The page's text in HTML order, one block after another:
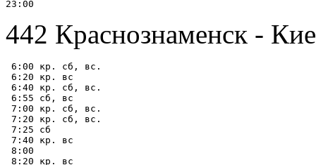
442 Краснознаменск -
6:00 кр. сб, вс.
6:20 кр. вс
6:40 кр. сб, вс.
6:55 сб, вс
7:00 кр. сб, вс.
7:20 кр. сб, вс.
7:25 сб
7:40 кр. вс
8:00
8:20 кр. вс